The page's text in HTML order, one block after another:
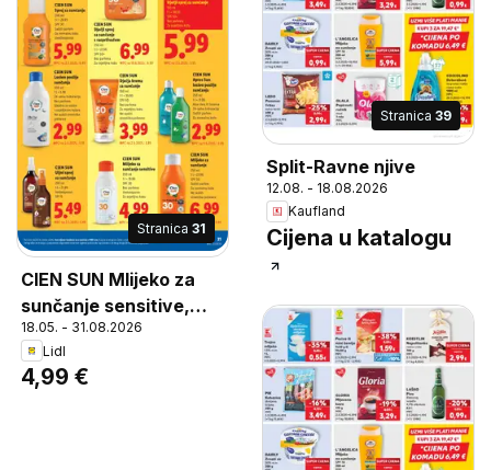
Stranica 31
CIEN SUN Mlijeko za
sunčanje sensitive,
250 ml, 1 l = 19.96, SPF
30, Bez parfema,
Vodootporno, Za
18.05. - 31.08.2026
Lidl
4,99 €
Stranica 39
Split-Ravne njive
12.08. - 18.08.2026
Kaufland
Cijena u katalogu